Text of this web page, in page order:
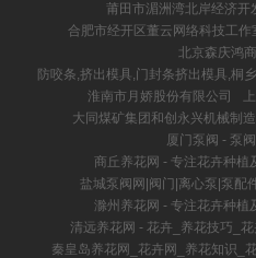
莆田市湄洲湾北岸经济开
合肥市经开区董云网络科技工作
北京森庆鸿
防咬条,挤出模具,门封条挤出模具,桐
淮南市月娇股份有限公司
大同煤矿集团和创永兴机械制
厦门泵阀 - 泵
商丘养花网 - 专注花卉种植
盐城泵阀网|阀门|离心泵|泵配
滁州养花网 - 专注花卉种植
清远养花网 - 花卉_养花技巧_
秦皇岛养花网_花卉网_养花知识_